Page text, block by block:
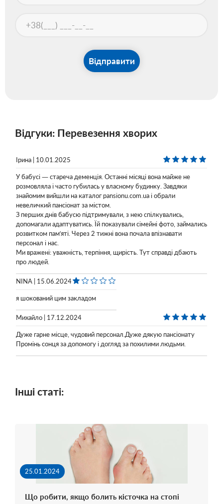
Відправити
Відгуки: Перевезення хворих
Ірина | 10.01.2025
У бабусі — стареча деменція. Останні місяці вона майже не
розмовляла і часто губилась у власному будинку. Завдяки
знайомим вийшли на каталог pansionu.com.ua і обрали
невеличкий пансіонат за містом.
З перших днів бабусю підтримували, з нею спілкувались,
допомагали адаптуватись. Їй показували сімейні фото, займались
розвитком пам’яті. Через 2 тижні вона почала впізнавати
персонал і нас.
Ми вражені: уважність, терпіння, щирість. Тут справді дбають
про людей.
NINA | 15.06.2024
я шокований цим закладом
Михайло | 17.12.2024
Дуже гарне місце, чудовий персонал.Дуже дякую пансіонату
Промінь сонця за допомогу і догляд за похилими людьми.
Інші статі:
25.01.2024
Що робити, якщо болить кісточка на стопі